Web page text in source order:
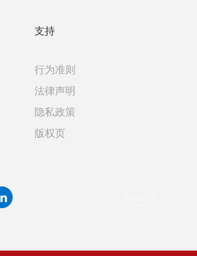
支持
行为准则
法律声明
隐私政策
版权页